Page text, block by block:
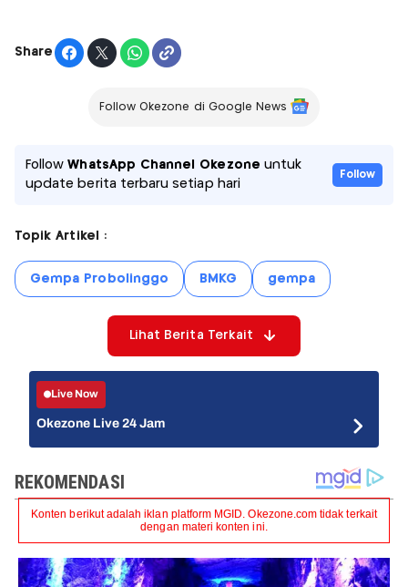
Share
Follow Okezone di Google News
FollowWhatsApp Channel Okezone untuk
update berita terbaru setiap hari
Follow
Topik Artikel :
Gempa Probolinggo BMKG gempa
Lihat Berita Terkait
Live Now
Okezone Live 24 Jam